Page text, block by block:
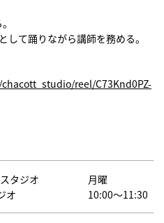
して踊りながら講師を務める。
reel/C73Knd0PZ-
タジオ
オ
月曜
10:00～11:30